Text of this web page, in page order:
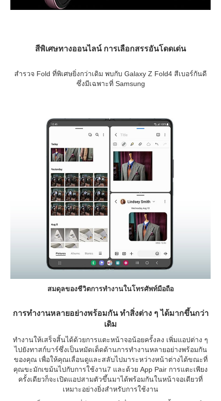
สีพิเศษทางออนไลน์ การเลือกสรรอันโดดเด่น
สำรวจ Fold ที่พิเศษยิ่งกว่าเดิม พบกับ Galaxy Z Fold4 สีเบอร์กันดี
ซึ่งมีเฉพาะที่ Samsung
สมดุลของชีวิตการทำงานในโทรศัพท์มือถือ
การทำงานหลายอย่างพร้อมกัน ทำสิ่งต่าง ๆ ได้มากขึ้นกว่า
เดิม
ทำงานให้เสร็จสิ้นได้ด้วยการแตะหน้าจอน้อยครั้งลง เพิ่มแอปต่าง ๆ
ไปยังทาสก์บาร์ซึ่งเป็นหมัดเด็ดด้านการทำงานหลายอย่างพร้อมกัน
ของคุณ เพื่อให้คุณเลื่อนดูและสลับไปมาระหว่างหน้าต่างได้ขณะที่
คุณขะมักเขม้นไปกับการใช้งาน7 และด้วย App Pair การแตะเพียง
ครั้งเดียวก็จะเปิดแอปสามตัวขึ้นมาได้พร้อมกันในหน้าจอเดียวที่
เหมาะอย่างยิ่งสำหรับการใช้งาน